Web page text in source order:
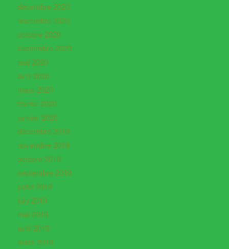
décembre 2020
novembre 2020
octobre 2020
septembre 2020
mai 2020
avril 2020
mars 2020
février 2020
janvier 2020
décembre 2019
novembre 2019
octobre 2019
septembre 2019
juillet 2019
juin 2019
mai 2019
avril 2019
mars 2019